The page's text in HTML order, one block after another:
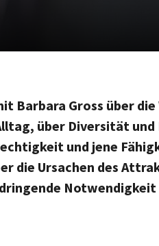
Barbara Gross über
über Diversität
und jene
die Ursachen des